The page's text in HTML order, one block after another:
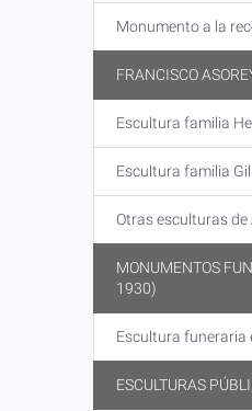
Monumento a la
FRANCISCO
Escultura familia
Escultura familia
Otras esculturas de
MONUMENTOS
1930)
Escultura funeraria
ESCULTURAS